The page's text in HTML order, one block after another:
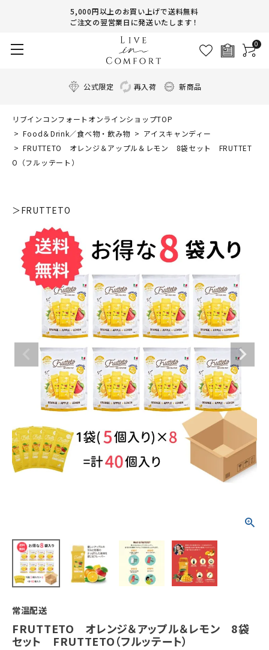
5,000円以上のお買い上げで送料無料
ご注文の翌営業日に発送いたします！
0
公式限定 再入荷 新商品
リブインコンフォートオンラインショップTOP
Food＆Drink／食べ物・飲み物
アイスキャンディー
FRUTTETO オレンジ＆アップル＆レモン 8袋セット FRUTTET
O（フルッテート）
＞FRUTTETO
常温配送
FRUTTETO オレンジ＆アップル＆レモン 8袋
セット FRUTTETO（フルッテート）